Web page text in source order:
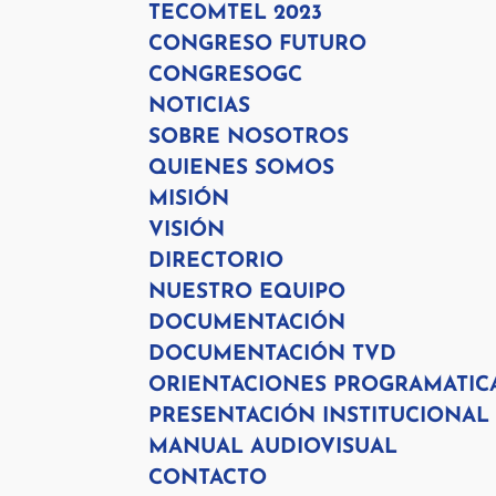
TECOMTEL 2023
CONGRESO FUTURO
CONGRESOGC
NOTICIAS
SOBRE NOSOTROS
QUIENES SOMOS
MISIÓN
VISIÓN
DIRECTORIO
NUESTRO EQUIPO
DOCUMENTACIÓN
DOCUMENTACIÓN TVD
ORIENTACIONES
PRESENTACIÓN INSTITUCIONAL
MANUAL AUDIOVISUAL
CONTACTO